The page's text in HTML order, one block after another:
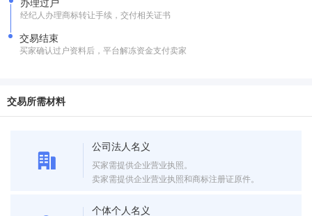
经纪人办理商标转让手续，交付相关证书
交易结束
买家确认过户资料后，平台解冻资金支付卖家
交易所需材料
公司法人名义
买家需提供企业营业执照。
卖家需提供企业营业执照和商标注册证原件。
个体个人名义